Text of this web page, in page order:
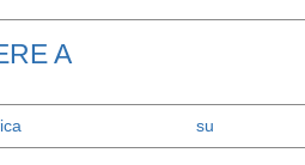
A
su